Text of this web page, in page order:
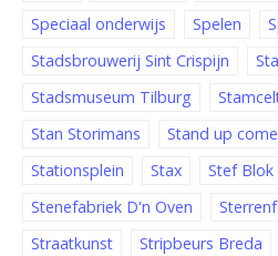
Speciaal onderwijs
Spelen
Stadsbrouwerij Sint Crispijn
Stadsmuseum Tilburg
Stan Storimans
Stand up
Stationsplein
Stax
Stef Blok
Stenefabriek D'n Oven
Straatkunst
Stripbeurs Breda